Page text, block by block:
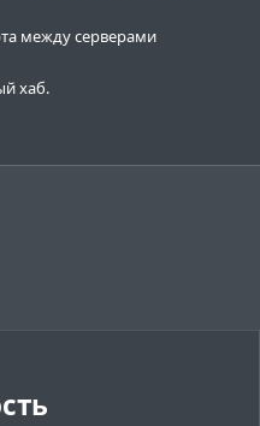
между серверами
хаб.